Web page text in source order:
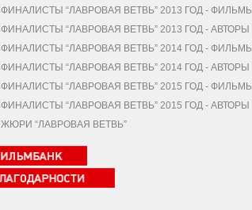
ФИНАЛИСТЫ “ЛАВРОВАЯ ВЕТВЬ” 2013 ГОД - ФИЛЬМЫ
ФИНАЛИСТЫ “ЛАВРОВАЯ ВЕТВЬ” 2013 ГОД - АВТОРЫ
ФИНАЛИСТЫ “ЛАВРОВАЯ ВЕТВЬ” 2014 ГОД - ФИЛЬМЫ
ФИНАЛИСТЫ “ЛАВРОВАЯ ВЕТВЬ” 2014 ГОД - АВТОРЫ
ФИНАЛИСТЫ “ЛАВРОВАЯ ВЕТВЬ” 2015 ГОД - ФИЛЬМЫ
ФИНАЛИСТЫ “ЛАВРОВАЯ ВЕТВЬ” 2015 ГОД - АВТОРЫ
ЖЮРИ “ЛАВРОВАЯ ВЕТВЬ”